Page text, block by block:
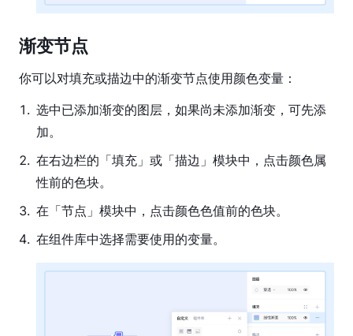
件
置
插
件
指
南
账
号
管
件
渐变节点
你可以对填充或描边中的渐变节点使用颜色变量：
1 . 选中已添加渐变的图层，如果尚未添加渐变，可先添
加。
2. 在右边栏的「填充」或「描边」模块中，点击颜色属
性前的色块。
3. 在「节点」模块中，点击颜色色值前的色块。
4. 在组件库中选择需要使用的变量。